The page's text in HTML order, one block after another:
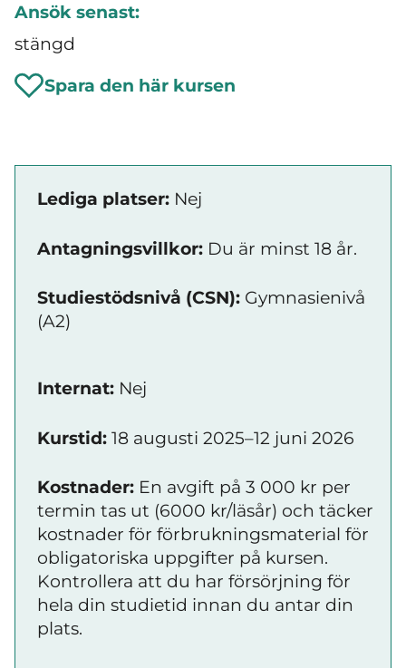
Ansök senast:
stängd
Spara den här kursen
Lediga platser: Nej
Antagningsvillkor: Du är minst 18 år.
Studiestödsnivå (CSN): Gymnasienivå
(A2)
Internat: Nej
Kurstid: 18 augusti 2025–12 juni 2026
Kostnader: En avgift på 3 000 kr per
termin tas ut (6000 kr/läsår) och täcker
kostnader för förbrukningsmaterial för
obligatoriska uppgifter på kursen.
Kontrollera att du har försörjning för
hela din studietid innan du antar din
plats.